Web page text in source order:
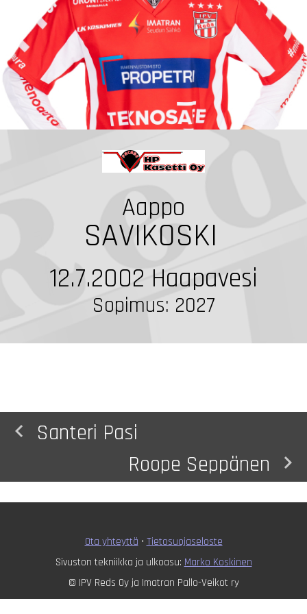
Aappo
SAVIKOSKI
12.7.2002 Haapavesi
Sopimus: 2027
navigate_before
Santeri Pasi
Roope Seppänen
navigate_next
Ota yhteyttä • Tietosuojaseloste
Sivuston tekniikka ja ulkoasu: Marko Koskinen
© IPV Reds Oy ja Imatran Pallo-Veikot ry